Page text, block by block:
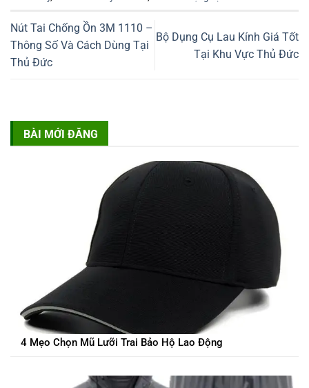
Nút Tai Chống Ồn 3M 1110 –
Thông Số Và Cách Dùng Tại
Thủ Đức
Bộ Dụng Cụ Lau Kính Giá Tốt
Tại Khu Vực Thủ Đức
BÀI MỚI ĐĂNG
4 Mẹo Chọn Mũ Lưỡi Trai Bảo Hộ Lao Động